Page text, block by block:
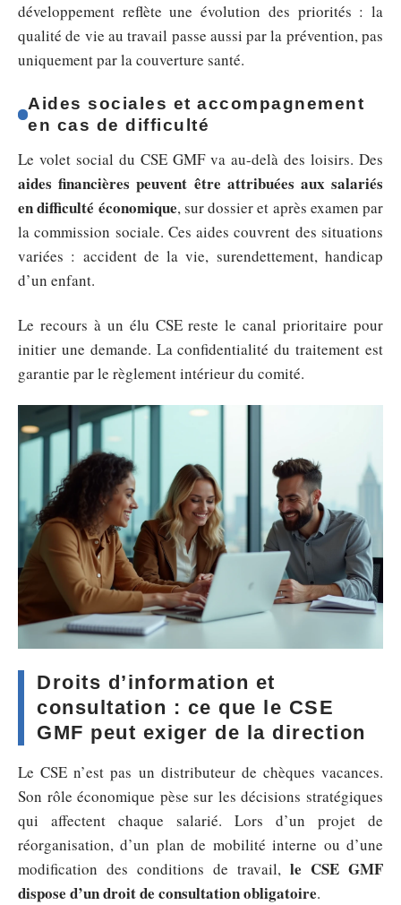
développement reflète une évolution des priorités : la
qualité de vie au travail passe aussi par la prévention, pas
uniquement par la couverture santé.
Aides sociales et accompagnement
en cas de difficulté
Le volet social du CSE GMF va au-delà des loisirs. Des
aides financières peuvent être attribuées aux salariés
en difficulté économique, sur dossier et après examen par
la commission sociale. Ces aides couvrent des situations
variées : accident de la vie, surendettement, handicap
d’un enfant.
Le recours à un élu CSE reste le canal prioritaire pour
initier une demande. La confidentialité du traitement est
garantie par le règlement intérieur du comité.
Droits d’information et
consultation : ce que le CSE
GMF peut exiger de la direction
Le CSE n’est pas un distributeur de chèques vacances.
Son rôle économique pèse sur les décisions stratégiques
qui affectent chaque salarié. Lors d’un projet de
réorganisation, d’un plan de mobilité interne ou d’une
modification des conditions de travail, le CSE GMF
dispose d’un droit de consultation obligatoire.